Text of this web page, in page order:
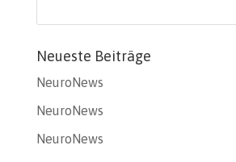
Neueste Beiträge
NeuroNews
NeuroNews
NeuroNews